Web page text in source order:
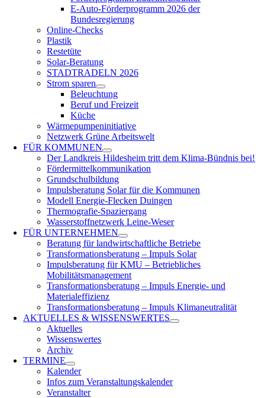
E-Auto-Förderprogramm 2026 der
Bundesregierung
Online-Checks
Plastik
Restetüte
Solar-Beratung
STADTRADELN 2026
Strom sparen
Beleuchtung
Beruf und Freizeit
Küche
Wärmepumpeninitiative
Netzwerk Grüne Arbeitswelt
FÜRKOMMUNEN
Der Landkreis Hildesheim tritt dem Klima-Bündnis bei!
Fördermittelkommunikation
Grundschulbildung
Impulsberatung Solar für die Kommunen
Modell Energie-Flecken Duingen
Thermografie-Spaziergang
Wasserstoffnetzwerk Leine-Weser
FÜRUNTERNEHMEN
Beratung für landwirtschaftliche Betriebe
Transformationsberatung – Impuls Solar
Impulsberatung für KMU – Betriebliches
Mobilitätsmanagement
Transformationsberatung – Impuls Energie- und
Materialeffizienz
Transformationsberatung – Impuls Klimaneutralität
AKTUELLES &WISSENSWERTES
Aktuelles
Wissenswertes
Archiv
TERMINE
Kalender
Infos zum Veranstaltungskalender
Veranstalter